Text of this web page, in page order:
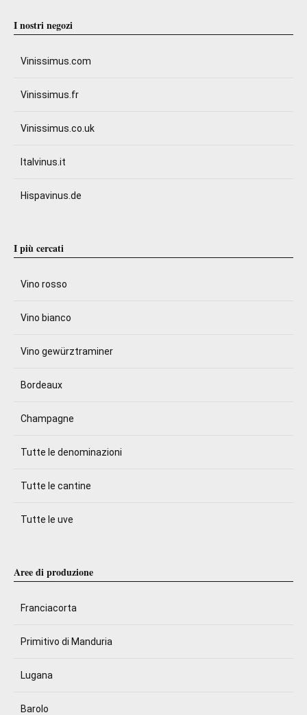
I nostri negozi
Vinissimus.com
Vinissimus.fr
Vinissimus.co.uk
Italvinus.it
Hispavinus.de
I più cercati
Vino rosso
Vino bianco
Vino gewürztraminer
Bordeaux
Champagne
Tutte le denominazioni
Tutte le cantine
Tutte le uve
Aree di produzione
Franciacorta
Primitivo di Manduria
Lugana
Barolo